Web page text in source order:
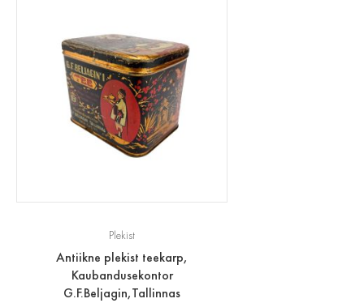
Plekist
Antiikne plekist teekarp,
Kaubandusekontor
G.F.Beljagin,Tallinnas